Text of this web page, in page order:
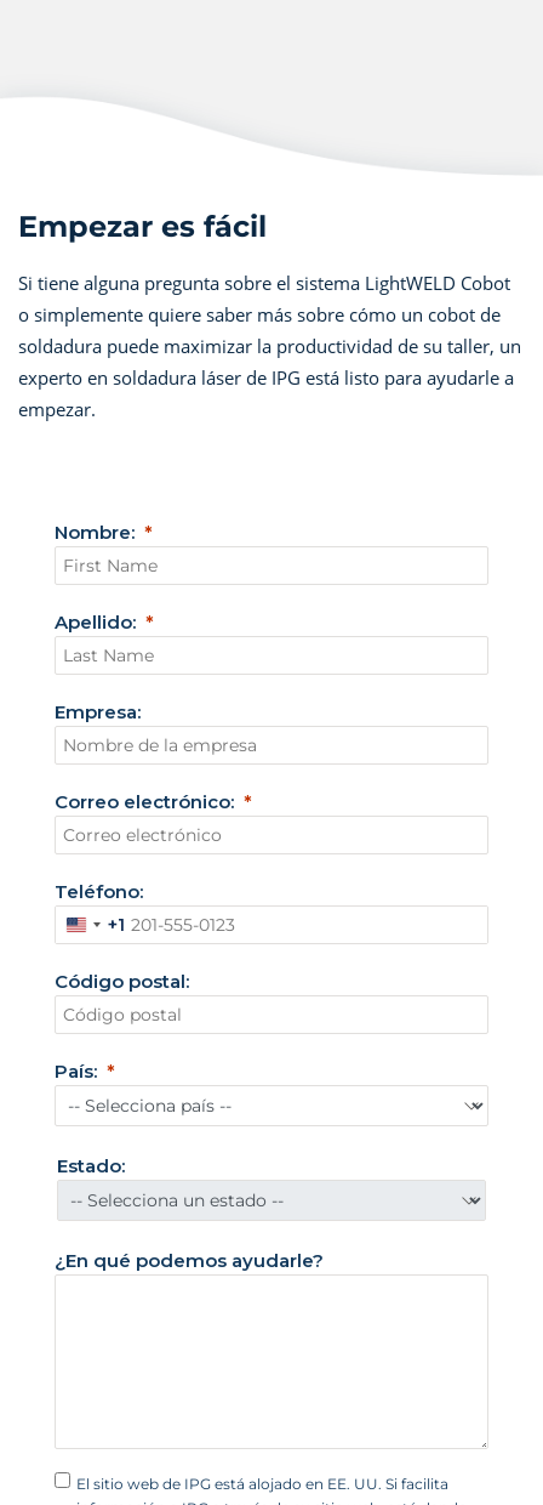
Empezar es fácil
Si tiene alguna pregunta sobre el sistema LightWELD Cobot
o simplemente quiere saber más sobre cómo un cobot de
soldadura puede maximizar la productividad de su taller, un
experto en soldadura láser de IPG está listo para ayudarle a
empezar.
Nombre:
Apellido:
Empresa:
Correo electrónico:
Teléfono:
E
t
a
d
o
s
n
i
o
+1
Código postal:
País:
Estado:
¿En qué podemos ayudarle?
El sitio web de IPG está alojado en EE. UU. Si facilita